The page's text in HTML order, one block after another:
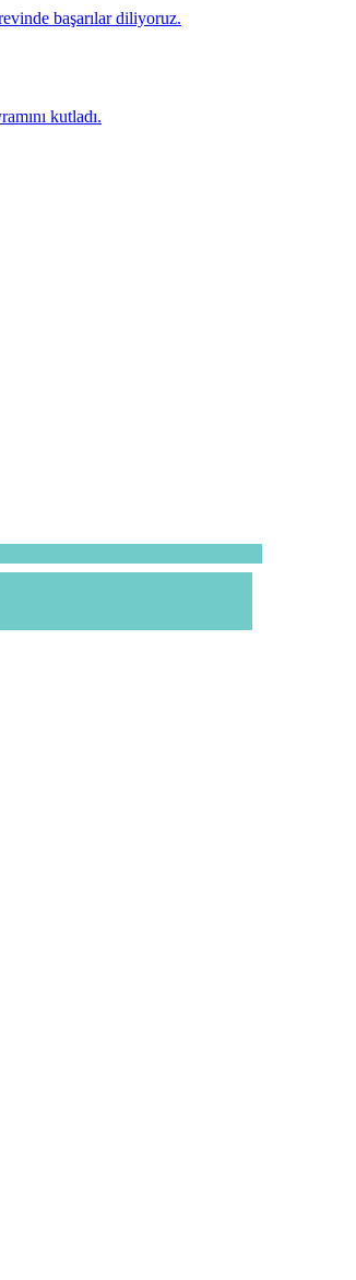
başarılar diliyoruz.
kutladı.